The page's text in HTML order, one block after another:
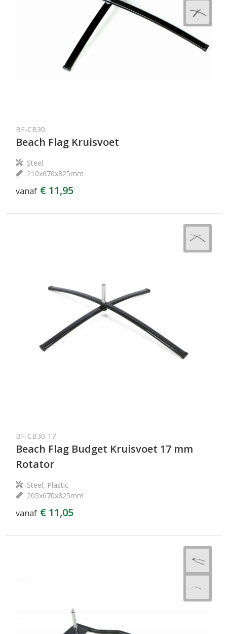
BF-CB30
Beach Flag Kruisvoet
Steel
210x670x825mm
vanaf € 11,95
BF-CB30-17
Beach Flag Budget Kruisvoet 17 mm
Rotator
Steel, Plastic
205x670x825mm
vanaf € 11,05